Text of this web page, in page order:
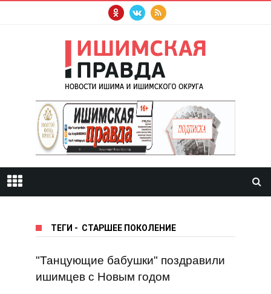
ТЕГИ - СТАРШЕЕ ПОКОЛЕНИЕ
"Танцующие бабушки" поздравили
ишимцев с Новым годом